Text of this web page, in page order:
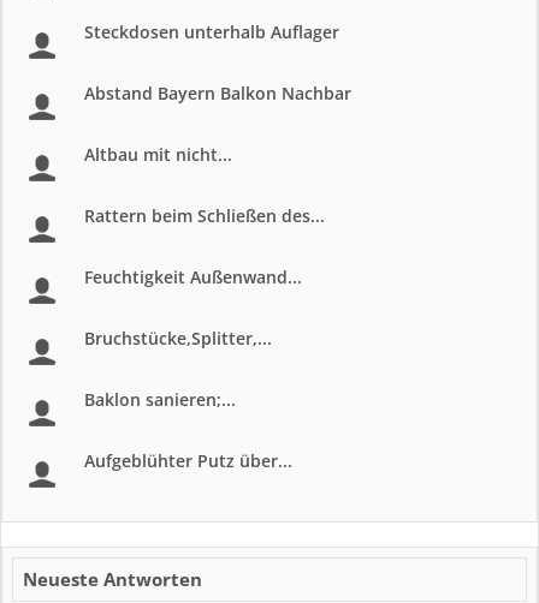
Steckdosen unterhalb Auflager
Abstand Bayern Balkon Nachbar
Altbau mit nicht...
Rattern beim Schließen des...
Feuchtigkeit Außenwand...
Bruchstücke,Splitter,...
Baklon sanieren;...
Aufgeblühter Putz über...
Neueste Antworten